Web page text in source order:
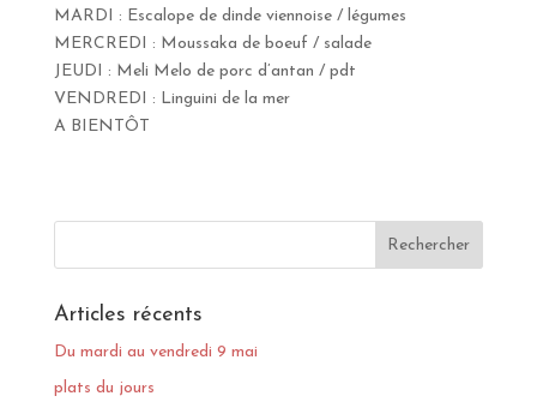
MARDI : Escalope de dinde viennoise / légumes
MERCREDI : Moussaka de boeuf / salade
JEUDI : Meli Melo de porc d’antan / pdt
VENDREDI : Linguini de la mer
A BIENTÔT
Articles récents
Du mardi au vendredi 9 mai
plats du jours